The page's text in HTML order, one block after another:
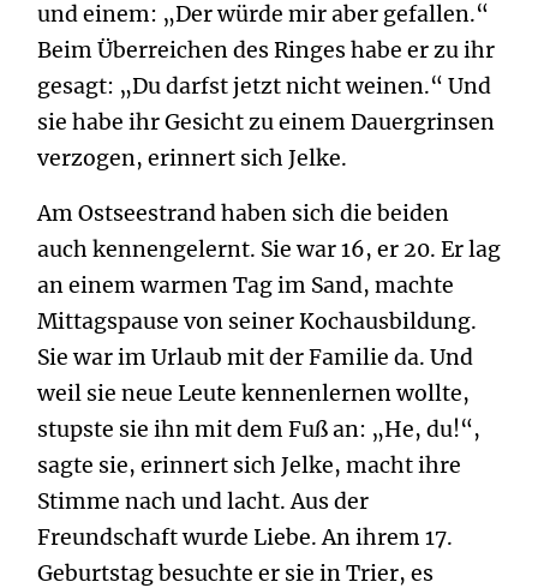
und einem: „Der würde mir aber gefallen.“
Beim Überreichen des Ringes habe er zu ihr
gesagt: „Du darfst jetzt nicht weinen.“ Und
sie habe ihr Gesicht zu einem Dauergrinsen
verzogen, erinnert sich Jelke.
Am Ostseestrand haben sich die beiden
auch kennengelernt. Sie war 16, er 20. Er lag
an einem warmen Tag im Sand, machte
Mittagspause von seiner Kochausbildung.
Sie war im Urlaub mit der Familie da. Und
weil sie neue Leute kennenlernen wollte,
stupste sie ihn mit dem Fuß an: „He, du!“,
sagte sie, erinnert sich Jelke, macht ihre
Stimme nach und lacht. Aus der
Freundschaft wurde Liebe. An ihrem 17.
Geburtstag besuchte er sie in Trier, es